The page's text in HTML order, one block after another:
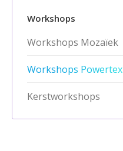
Workshops
Workshops Mozaïek
Workshops Powertex
Kerstworkshops